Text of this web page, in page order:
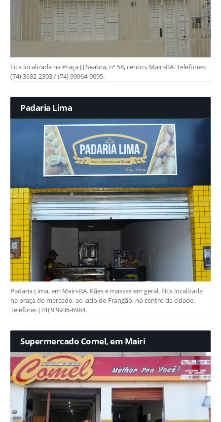
Fica localizada na Praça J.J.Seabra, nº 58, centro, Mairi-BA. Telefones:
(74) 3632-2303 / (74) 99964-9095.
Padaria Lima
Padaria Lima, em Mairi-BA. Pães e massas em geral. Fica localizada
na praça do mercado, ao lado do Frangão, no centro da cidade.
Telefone: (74) 9 9936-6984.
Supermercado Comel, em Mairi